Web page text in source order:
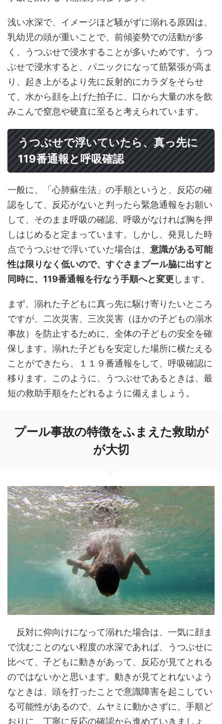
浅い水深で、イメージほど騒がずに溺れる原因は、
乳幼児の頭が重いことで、前傾姿勢での活動が多
く、うつぶせで浸水することが多いためです。うつ
ぶせで浸水すると、パニックになって筋緊張が高ま
り、起き上がるより先に反射的にカラダをそらせ
て、水から顔を上げた拍子に、口から大量の水を飲
みこんで窒息や硬直に至ると考えられています。
うつぶせで浮いていたら、真っ先に
119番通報と呼吸確認
一般に、「心肺蘇生法」の手順というと、反応の確
認をして、反応がないと判ったら緊急通報をお願い
して、そのまま呼吸の確認、呼吸がなければ胸を押
しはじめると定まっています。しかし、発見した時
点でうつぶせで浮いていた場合は、 意識がある可能
性は限りなく低いので、すぐさまプール脇に出すと
同時に、119番通報を行なう手順へと変更します。
まず、溺れた子どもに真っ先に駆け寄りたいところ
ですが、二次災害、三次災害（ほかの子どもの溺水
事故）を防止するために、全体の子どもの安全を確
保します。溺れた子どもを安定した場所に横たえる
ことができたら、１１９番通報をして、呼吸確認に
移ります。このように、うつぶせであるときは、最
短の救助手順をたどれるように備えましょう。
プール事故の特徴をふまえた救助が
が大切
反対に仰向けになって溺れた場合は、一気に顔ま
で沈むことのない程度の水深であれば、うつぶせに
比べて、子どもに動きがあって、反応が見てとれる
のではないかと思います。動きが見てとれないよう
なときは、頭を打ったことで意識障害を起こしてい
る可能性があるので、ムヤミに動かさずに、手順ど
おりに、丁寧に反応の確認から進めていきましょ